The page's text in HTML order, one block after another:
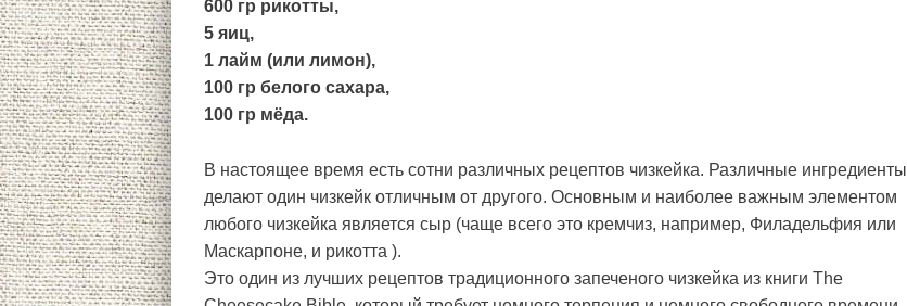
600 гр рикотты,
5 яиц,
1 лайм (или лимон),
100 гр белого сахара,
100 гр мёда.
В настоящее время есть сотни различных рецептов чизкейка. Различные ингредиенты
делают один чизкейк отличным от другого. Основным и наиболее важным элементом
любого чизкейка является сыр (чаще всего это кремчиз, например, Филадельфия или
Маскарпоне, и рикотта ).
Это один из лучших рецептов традиционного запеченого чизкейка из книги The